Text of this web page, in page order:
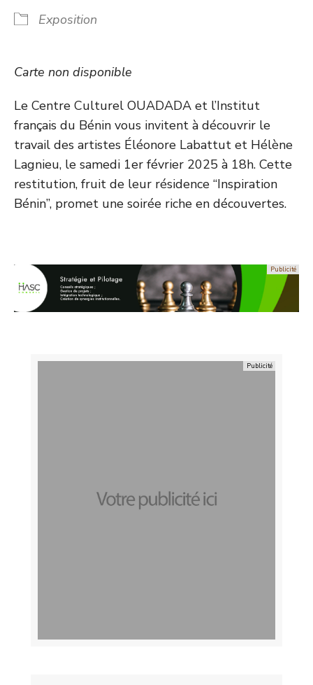
Exposition
Carte non disponible
Le Centre Culturel OUADADA et l’Institut
français du Bénin vous invitent à découvrir le
travail des artistes Éléonore Labattut et Hélène
Lagnieu, le samedi 1er février 2025 à 18h. Cette
restitution, fruit de leur résidence “Inspiration
Bénin”, promet une soirée riche en découvertes.